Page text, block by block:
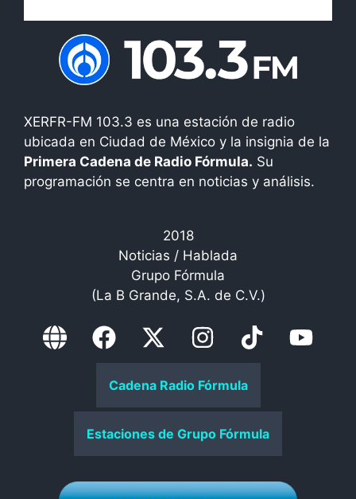
XERFR-FM 103.3 es una estación de radio
ubicada en Ciudad de México y la insignia de la
Primera Cadena de Radio Fórmula. Su
programación se centra en noticias y análisis.
2018
Noticias / Hablada
Grupo Fórmula
(La B Grande, S.A. de C.V.)
Cadena Radio Fórmula
Estaciones de Grupo Fórmula